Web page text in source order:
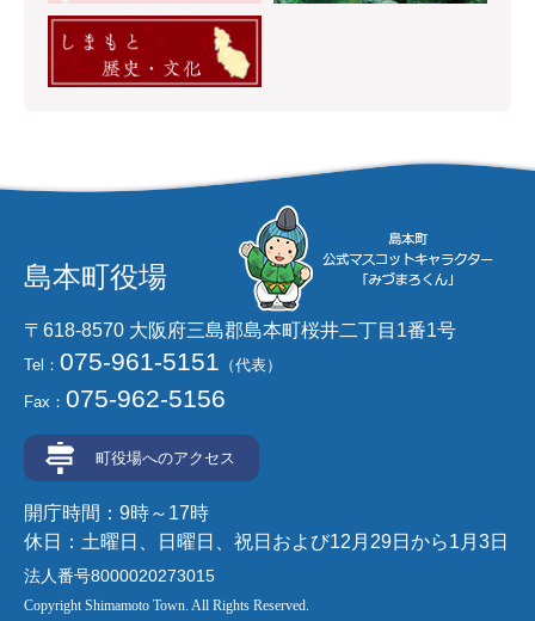
島本町役場
〒618-8570 大阪府三島郡島本町桜井二丁目1番1号
Tel： 075-961-5151 （代表）
Fax： 075-962-5156
町役場へのアクセス
開庁時間：9時～17時
休日：土曜日、日曜日、祝日および12月29日から1月3日
法人番号8000020273015
Copyright Shimamoto Town. All Rights Reserved.